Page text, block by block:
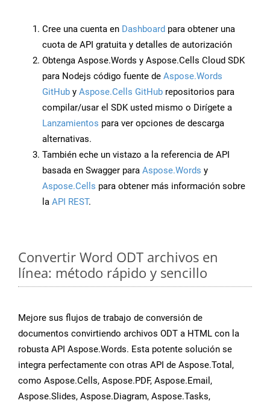
Cree una cuenta en Dashboard para obtener una
cuota de API gratuita y detalles de autorización
Obtenga Aspose.Words y Aspose.Cells Cloud SDK
para Nodejs código fuente de Aspose.Words
GitHub y Aspose.Cells GitHub repositorios para
compilar/usar el SDK usted mismo o Dirígete a
Lanzamientos para ver opciones de descarga
alternativas.
También eche un vistazo a la referencia de API
basada en Swagger para Aspose.Words y
Aspose.Cells para obtener más información sobre
la API REST.
Convertir Word ODT archivos en
línea: método rápido y sencillo
Mejore sus flujos de trabajo de conversión de
documentos convirtiendo archivos ODT a HTML con la
robusta API Aspose.Words. Esta potente solución se
integra perfectamente con otras API de Aspose.Total,
como Aspose.Cells, Aspose.PDF, Aspose.Email,
Aspose.Slides, Aspose.Diagram, Aspose.Tasks,